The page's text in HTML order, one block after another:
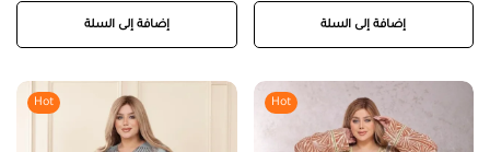
إضافة إلى السلة إضافة إلى السلة
Hot
Hot